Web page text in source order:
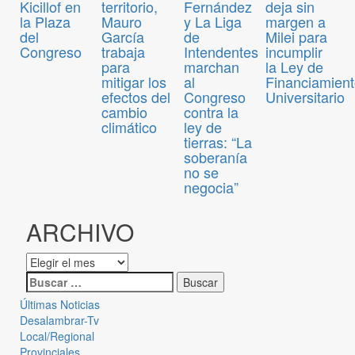
Kicillof en
la Plaza
del
Congreso
territorio,
Mauro
García
trabaja
para
mitigar los
efectos del
cambio
climático
Fernández
y La Liga
de
Intendentes
marchan
al
Congreso
contra la
ley de
tierras: “La
soberanía
no se
negocia”
deja sin
margen a
Milei para
incumplir
la Ley de
Universitario
ARCHIVO
Últimas Noticias
Desalambrar-Tv
Local/Regional